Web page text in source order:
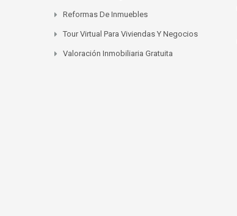
Reformas De Inmuebles
Tour Virtual Para Viviendas Y Negocios
Valoración Inmobiliaria Gratuita